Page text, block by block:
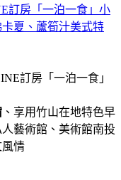
訂房「一泊一食」小
夏、蘆筍汁美式特
、享用竹山在地特色早
藝術館、美術館南投
情